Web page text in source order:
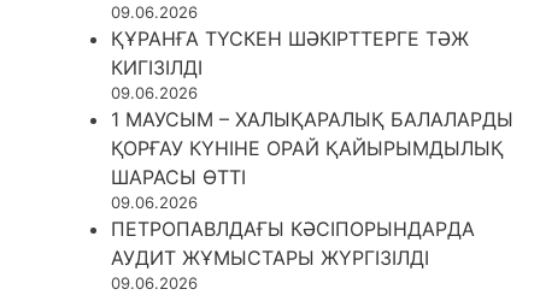
09.06.2026
ҚҰРАНҒА ТҮСКЕН ШӘКІРТТЕРГЕ ТӘЖ
КИГІЗІЛДІ
09.06.2026
1 МАУСЫМ – ХАЛЫҚАРАЛЫҚ БАЛАЛАРДЫ
ҚОРҒАУ КҮНІНЕ ОРАЙ ҚАЙЫРЫМДЫЛЫҚ
ШАРАСЫ ӨТТІ
09.06.2026
ПЕТРОПАВЛДАҒЫ КӘСІПОРЫНДАРДА
АУДИТ ЖҰМЫСТАРЫ ЖҮРГІЗІЛДІ
09.06.2026